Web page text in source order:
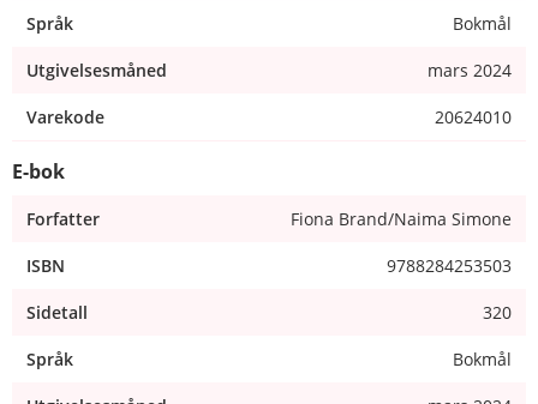
Språk Bokmål
Utgivelsesmåned mars 2024
Varekode 20624010
E-bok
Forfatter Fiona Brand/Naima Simone
ISBN 9788284253503
Sidetall 320
Språk Bokmål